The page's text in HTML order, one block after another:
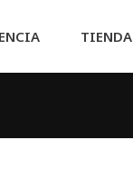
TIENDA